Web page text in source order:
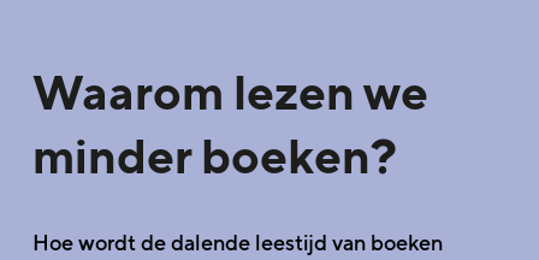
Waarom lezen we
minder boeken?
Hoe wordt de dalende leestijd van boeken